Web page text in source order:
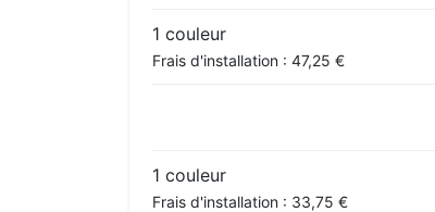
1 couleur
Frais d'installation : 47,25 €
1 couleur
Frais d'installation : 33,75 €